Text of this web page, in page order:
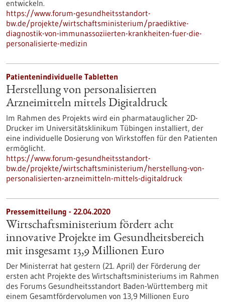
entwickeln.
https://www.forum-gesundheitsstandort-
bw.de/projekte/wirtschaftsministerium/praediktive-
diagnostik-von-immunassoziierten-krankheiten-fuer-die-
personalisierte-medizin
Patientenindividuelle Tabletten
Herstellung von personalisierten
Arzneimitteln mittels Digitaldruck
Im Rahmen des Projekts wird ein pharmatauglicher 2D-
Drucker im Universitätsklinikum Tübingen installiert, der
eine individuelle Dosierung von Wirkstoffen für den Patienten
ermöglicht.
https://www.forum-gesundheitsstandort-
bw.de/projekte/wirtschaftsministerium/herstellung-von-
personalisierten-arzneimitteln-mittels-digitaldruck
Pressemitteilung - 22.04.2020
Wirtschaftsministerium fördert acht
innovative Projekte im Gesundheitsbereich
mit insgesamt 13,9 Millionen Euro
Der Ministerrat hat gestern (21. April) der Förderung der
ersten acht Projekte des Wirtschaftsministeriums im Rahmen
des Forums Gesundheitsstandort Baden-Württemberg mit
einem Gesamtfördervolumen von 13,9 Millionen Euro